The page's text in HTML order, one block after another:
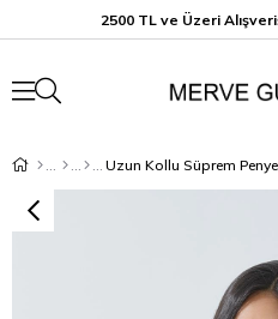
2500 TL ve Üzeri
Uzun Kollu Süprem